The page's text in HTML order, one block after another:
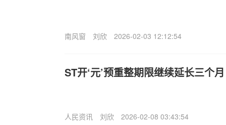
南风窗 刘欣 2026-02-03 12:12:54
ST开‘元’预重整期限继续延长三个月
人民资讯 刘欣 2026-02-08 03:43:54